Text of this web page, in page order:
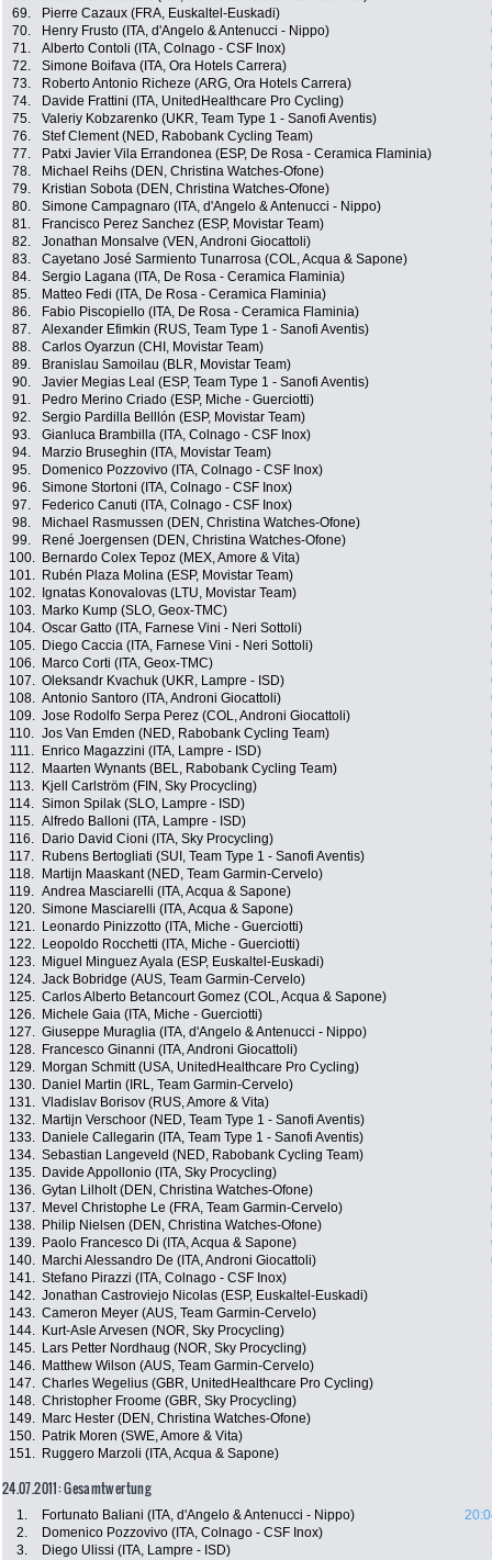
69.
Pierre Cazaux (FRA, Euskaltel-Euskadi)
70.
Henry Frusto (ITA, d'Angelo & Antenucci - Nippo)
71.
Alberto Contoli (ITA, Colnago - CSF Inox)
72.
Simone Boifava (ITA, Ora Hotels Carrera)
73.
Roberto Antonio Richeze (ARG, Ora Hotels Carrera)
74.
Davide Frattini (ITA, UnitedHealthcare Pro Cycling)
75.
Valeriy Kobzarenko (UKR, Team Type 1 - Sanofi Aventis)
76.
Stef Clement (NED, Rabobank Cycling Team)
77.
Patxi Javier Vila Errandonea (ESP, De Rosa - Ceramica Flaminia)
78.
Michael Reihs (DEN, Christina Watches-Ofone)
79.
Kristian Sobota (DEN, Christina Watches-Ofone)
80.
Simone Campagnaro (ITA, d'Angelo & Antenucci - Nippo)
81.
Francisco Perez Sanchez (ESP, Movistar Team)
82.
Jonathan Monsalve (VEN, Androni Giocattoli)
83.
Cayetano José Sarmiento Tunarrosa (COL, Acqua & Sapone)
84.
Sergio Lagana (ITA, De Rosa - Ceramica Flaminia)
85.
Matteo Fedi (ITA, De Rosa - Ceramica Flaminia)
86.
Fabio Piscopiello (ITA, De Rosa - Ceramica Flaminia)
87.
Alexander Efimkin (RUS, Team Type 1 - Sanofi Aventis)
88.
Carlos Oyarzun (CHI, Movistar Team)
89.
Branislau Samoilau (BLR, Movistar Team)
90.
Javier Megias Leal (ESP, Team Type 1 - Sanofi Aventis)
91.
Pedro Merino Criado (ESP, Miche - Guerciotti)
92.
Sergio Pardilla Belllón (ESP, Movistar Team)
93.
Gianluca Brambilla (ITA, Colnago - CSF Inox)
94.
Marzio Bruseghin (ITA, Movistar Team)
95.
Domenico Pozzovivo (ITA, Colnago - CSF Inox)
96.
Simone Stortoni (ITA, Colnago - CSF Inox)
97.
Federico Canuti (ITA, Colnago - CSF Inox)
98.
Michael Rasmussen (DEN, Christina Watches-Ofone)
99.
René Joergensen (DEN, Christina Watches-Ofone)
100.
Bernardo Colex Tepoz (MEX, Amore & Vita)
101.
Rubén Plaza Molina (ESP, Movistar Team)
102.
Ignatas Konovalovas (LTU, Movistar Team)
103.
Marko Kump (SLO, Geox-TMC)
104. Oscar Gatto (ITA, Farnese Vini - Neri Sottoli)
105.
Diego Caccia (ITA, Farnese Vini - Neri Sottoli)
106.
Marco Corti (ITA, Geox-TMC)
107. Oleksandr Kvachuk (UKR, Lampre - ISD)
108. Antonio Santoro (ITA, Androni Giocattoli)
109. Jose Rodolfo Serpa Perez (COL, Androni Giocattoli)
110. Jos Van Emden (NED, Rabobank Cycling Team)
111.
Enrico Magazzini (ITA, Lampre - ISD)
112.
Maarten Wynants (BEL, Rabobank Cycling Team)
113.
Kjell Carlström (FIN, Sky Procycling)
114. Simon Spilak (SLO, Lampre - ISD)
115. Alfredo Balloni (ITA, Lampre - ISD)
116.
Dario David Cioni (ITA, Sky Procycling)
117.
Rubens Bertogliati (SUI, Team Type 1 - Sanofi Aventis)
118.
Martijn Maaskant (NED, Team Garmin-Cervelo)
119. Andrea Masciarelli (ITA, Acqua & Sapone)
120. Simone Masciarelli (ITA, Acqua & Sapone)
121.
Leonardo Pinizzotto (ITA, Miche - Guerciotti)
122.
Leopoldo Rocchetti (ITA, Miche - Guerciotti)
123.
Miguel Minguez Ayala (ESP, Euskaltel-Euskadi)
124. Jack Bobridge (AUS, Team Garmin-Cervelo)
125. Carlos Alberto Betancourt Gomez (COL, Acqua & Sapone)
126.
Michele Gaia (ITA, Miche - Guerciotti)
127. Giuseppe Muraglia (ITA, d'Angelo & Antenucci - Nippo)
128.
Francesco Ginanni (ITA, Androni Giocattoli)
129.
Morgan Schmitt (USA, UnitedHealthcare Pro Cycling)
130.
Daniel Martin (IRL, Team Garmin-Cervelo)
131. Vladislav Borisov (RUS, Amore & Vita)
132.
Martijn Verschoor (NED, Team Type 1 - Sanofi Aventis)
133.
Daniele Callegarin (ITA, Team Type 1 - Sanofi Aventis)
134. Sebastian Langeveld (NED, Rabobank Cycling Team)
135.
Davide Appollonio (ITA, Sky Procycling)
136. Gytan Lilholt (DEN, Christina Watches-Ofone)
137.
Mevel Christophe Le (FRA, Team Garmin-Cervelo)
138.
Philip Nielsen (DEN, Christina Watches-Ofone)
139.
Paolo Francesco Di (ITA, Acqua & Sapone)
140.
Marchi Alessandro De (ITA, Androni Giocattoli)
141. Stefano Pirazzi (ITA, Colnago - CSF Inox)
142. Jonathan Castroviejo Nicolas (ESP, Euskaltel-Euskadi)
143. Cameron Meyer (AUS, Team Garmin-Cervelo)
144.
Kurt-Asle Arvesen (NOR, Sky Procycling)
145.
Lars Petter Nordhaug (NOR, Sky Procycling)
146.
Matthew Wilson (AUS, Team Garmin-Cervelo)
147. Charles Wegelius (GBR, UnitedHealthcare Pro Cycling)
148. Christopher Froome (GBR, Sky Procycling)
149.
Marc Hester (DEN, Christina Watches-Ofone)
150.
Patrik Moren (SWE, Amore & Vita)
151.
Ruggero Marzoli (ITA, Acqua & Sapone)
24.07.2011: Gesamtwertung
1. Fortunato Baliani (ITA, d'Angelo & Antenucci - Nippo)
2.
Domenico Pozzovivo (ITA, Colnago - CSF Inox)
3.
Diego Ulissi (ITA, Lampre - ISD)